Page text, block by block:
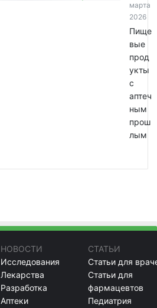
марта
2026
Пище
вые
прод
укты
с
аптеч
ным
прош
лым
НОВОСТИ
Исследования
Лекарства
Разработка
Аптеки
СТАТЬИ
Статьи для
Статьи для
фармацевтов
Педиатрия